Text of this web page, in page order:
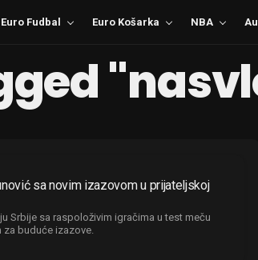
Euro Fudbal Euro Košarka NBA
sa novim izazovom u prijateljskoj
Srbije sa raspoloživim igračima u test meču
za buduće izazove.